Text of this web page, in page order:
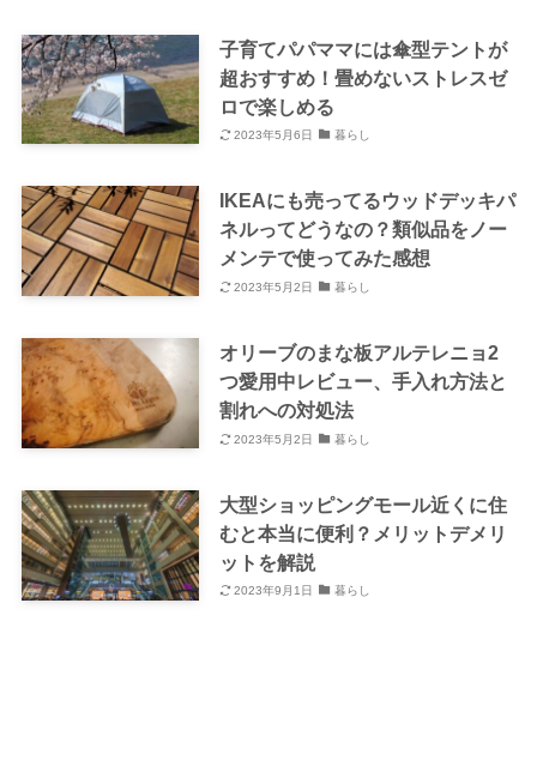
子育てパパママには傘型テントが
超おすすめ！畳めないストレスゼ
ロで楽しめる
2023年5月6日 暮らし
IKEAにも売ってるウッドデッキパ
ネルってどうなの？類似品をノー
メンテで使ってみた感想
2023年5月2日 暮らし
オリーブのまな板アルテレニョ2
つ愛用中レビュー、手入れ方法と
割れへの対処法
2023年5月2日 暮らし
大型ショッピングモール近くに住
むと本当に便利？メリットデメリ
ットを解説
2023年9月1日 暮らし